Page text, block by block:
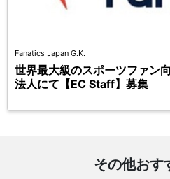
Fanatics Japan G.K.
世界最大級のスポーツファン
法人にて【EC Staff】募集
その他おす